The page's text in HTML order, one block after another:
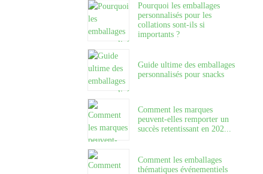
Pourquoi les emballages
personnalisés pour les
collations sont-ils si
importants ?
Guide ultime des emballages
personnalisés pour snacks
Comment les marques
peuvent-elles remporter un
succès retentissant en 202...
Comment les emballages
thématiques événementiels